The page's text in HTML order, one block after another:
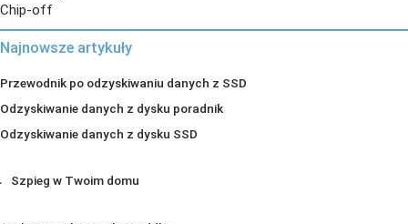
Chip-off
Najnowsze artykuły
Przewodnik po odzyskiwaniu danych z SSD
Odzyskiwanie danych z dysku poradnik
Odzyskiwanie danych z dysku SSD
Szpieg w Twoim domu